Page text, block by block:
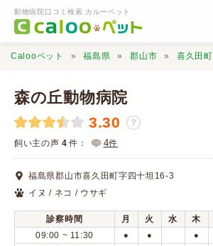
動物病院口コミ検索 カルーペット
動物病院検索
口コミ検索
Calooペットとは？
Calooペット 福島県 郡山市 喜久田町
森の丘動物病院
3.30 ？
飼い主の声 4 件： 4件
福島県郡山市喜久田町字四十坦16-3
イヌ / ネコ / ウサギ
診察時間 月 火 水 木
09:00 ~ 11:30
● ● ●